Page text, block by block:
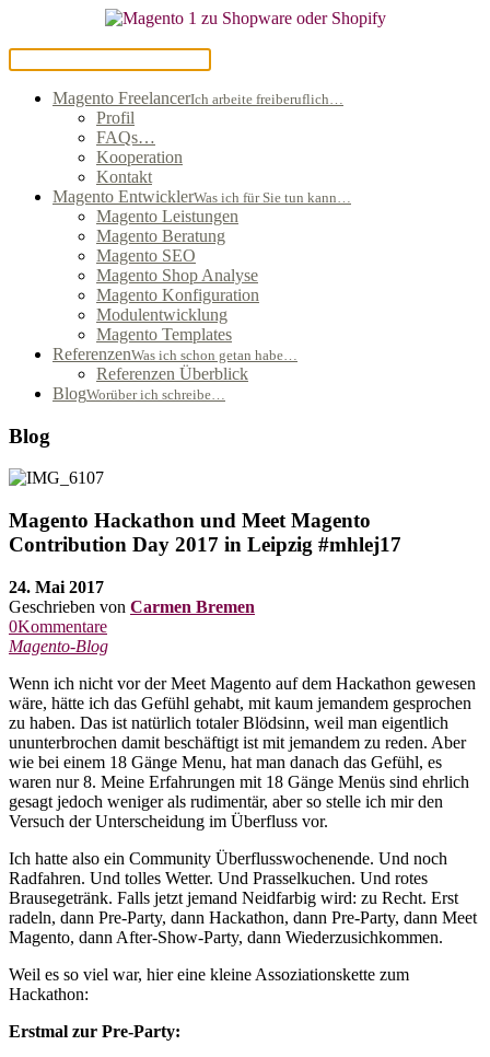
Magento FreelancerIch arbeite freiberuflich…
Profil
FAQs…
Kooperation
Kontakt
Magento EntwicklerWas ich für Sie tun kann…
Magento Leistungen
Magento Beratung
Magento SEO
Magento Shop Analyse
Magento Konfiguration
Modulentwicklung
Magento Templates
ReferenzenWas ich schon getan habe…
Referenzen Überblick
BlogWorüber ich schreibe…
Blog
Magento Hackathon und Meet Magento
Contribution Day 2017 in Leipzig #mhlej17
24. Mai 2017
Geschrieben von Carmen Bremen
0Kommentare
Magento-Blog
Wenn ich nicht vor der Meet Magento auf dem Hackathon gewesen
wäre, hätte ich das Gefühl gehabt, mit kaum jemandem gesprochen
zu haben. Das ist natürlich totaler Blödsinn, weil man eigentlich
ununterbrochen damit beschäftigt ist mit jemandem zu reden. Aber
wie bei einem 18 Gänge Menu, hat man danach das Gefühl, es
waren nur 8. Meine Erfahrungen mit 18 Gänge Menüs sind ehrlich
gesagt jedoch weniger als rudimentär, aber so stelle ich mir den
Versuch der Unterscheidung im Überfluss vor.
Ich hatte also ein Community Überflusswochenende. Und noch
Radfahren. Und tolles Wetter. Und Prasselkuchen. Und rotes
Brausegetränk. Falls jetzt jemand Neidfarbig wird: zu Recht. Erst
radeln, dann Pre-Party, dann Hackathon, dann Pre-Party, dann Meet
Magento, dann After-Show-Party, dann Wiederzusichkommen.
Weil es so viel war, hier eine kleine Assoziationskette zum
Hackathon:
Erstmal zur Pre-Party: